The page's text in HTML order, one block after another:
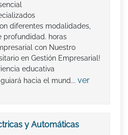
diferentes modalidades,
profundidad. horas
con Nuestro
en Gestión Empresarial!
educativa
hacia el mund... ver
y Automáticas